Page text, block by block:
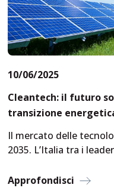
10/06/2025
Cleantech: il futuro
transizione
Il mercato delle
2035. L’Italia tra i
Approfondisci